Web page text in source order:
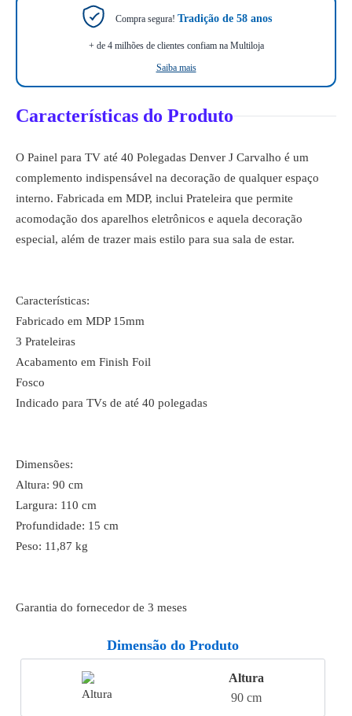
Compra segura! Tradição de 58 anos
+ de 4 milhões de clientes confiam na Multiloja
Saiba mais
Características do Produto
O Painel para TV até 40 Polegadas Denver J Carvalho é um
complemento indispensável na decoração de qualquer espaço
interno. Fabricada em MDP, inclui Prateleira que permite
acomodação dos aparelhos eletrônicos e aquela decoração
especial, além de trazer mais estilo para sua sala de estar.
Características:
Fabricado em MDP 15mm
3 Prateleiras
Acabamento em Finish Foil
Fosco
Indicado para TVs de até 40 polegadas
Dimensões:
Altura: 90 cm
Largura: 110 cm
Profundidade: 15 cm
Peso: 11,87 kg
Garantia do fornecedor de 3 meses
Dimensão do Produto
Altura
90 cm